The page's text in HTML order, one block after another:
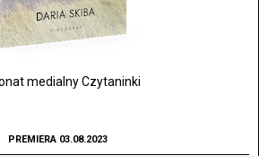
medialny Czytaninki
PREMIERA 03.08.2023